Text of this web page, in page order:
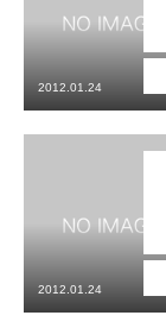
2012.01.24
2012.01.24